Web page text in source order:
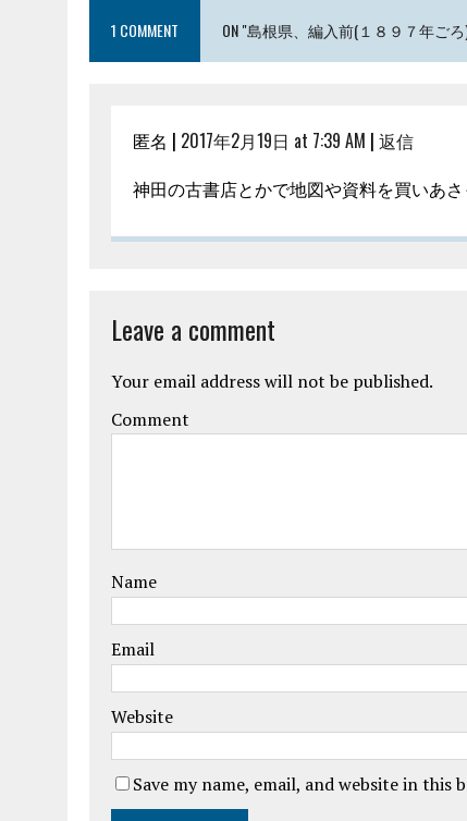
1 COMMENT ON "島根県、編入前(１８９７年ご
匿名 | 2017年2月19日 at 7:39 AM | 返信
神田の古書店とかで地図や資料を買いあ
Leave a comment
Your email address will not be published.
Comment
Name
Email
Website
Save my name, email, and website in